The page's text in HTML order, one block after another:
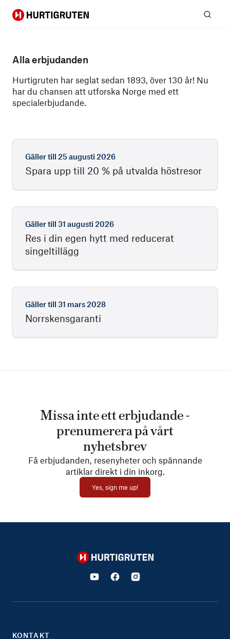
Hurtigruten
Alla erbjudanden
Hurtigruten har seglat sedan 1893, över 130 år! Nu
har du chansen att utforska Norge med ett
specialerbjudande.
Gäller till 25 augusti 2026
Spara upp till 20 % på utvalda höstresor
Gäller till 31 augusti 2026
Res i din egen hytt med reducerat
singeltillägg
Gäller till 31 mars 2028
Norrskensgaranti
Missa inte ett erbjudande -
prenumerera på vårt
nyhetsbrev
Få erbjudanden, resenyheter och spännande
artiklar direkt i din inkorg.
Yes, sign me up!
Hurtigruten
KONTAKT